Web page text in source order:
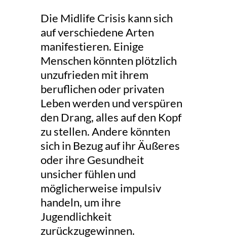
Die Midlife Crisis kann sich
auf verschiedene Arten
manifestieren. Einige
Menschen könnten plötzlich
unzufrieden mit ihrem
beruflichen oder privaten
Leben werden und verspüren
den Drang, alles auf den Kopf
zu stellen. Andere könnten
sich in Bezug auf ihr Äußeres
oder ihre Gesundheit
unsicher fühlen und
möglicherweise impulsiv
handeln, um ihre
Jugendlichkeit
zurückzugewinnen.